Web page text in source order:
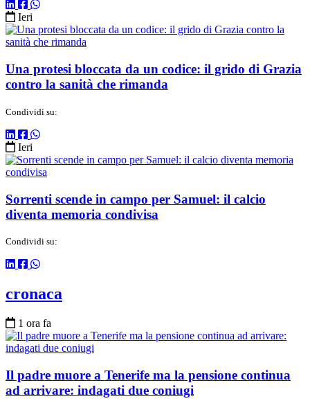
Ieri
Una protesi bloccata da un codice: il grido di Grazia
contro la sanità che rimanda
Condividi su:
Ieri
Sorrenti scende in campo per Samuel: il calcio
diventa memoria condivisa
Condividi su:
cronaca
1 ora fa
Il padre muore a Tenerife ma la pensione continua
ad arrivare: indagati due coniugi